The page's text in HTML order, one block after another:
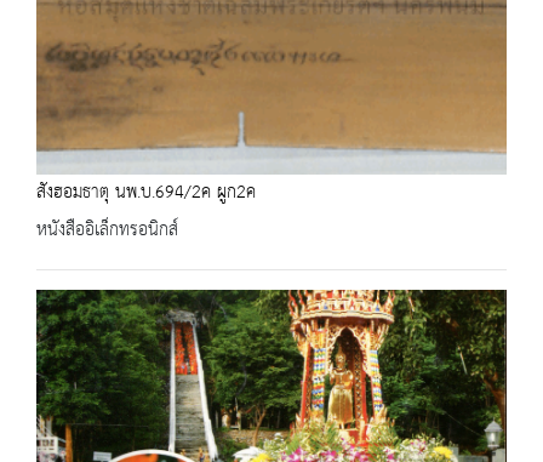
สังฮอมธาตุ นพ.บ.694/2ค ผูก2ค
หนังสืออิเล็กทรอนิกส์